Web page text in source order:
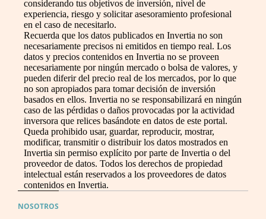
considerando tus objetivos de inversión, nivel de
experiencia, riesgo y solicitar asesoramiento profesional
en el caso de necesitarlo.
Recuerda que los datos publicados en Invertia no son
necesariamente precisos ni emitidos en tiempo real. Los
datos y precios contenidos en Invertia no se proveen
necesariamente por ningún mercado o bolsa de valores, y
pueden diferir del precio real de los mercados, por lo que
no son apropiados para tomar decisión de inversión
basados en ellos. Invertia no se responsabilizará en ningún
caso de las pérdidas o daños provocadas por la actividad
inversora que relices basándote en datos de este portal.
Queda prohibido usar, guardar, reproducir, mostrar,
modificar, transmitir o distribuir los datos mostrados en
Invertia sin permiso explícito por parte de Invertia o del
proveedor de datos. Todos los derechos de propiedad
intelectual están reservados a los proveedores de datos
contenidos en Invertia.
NOSOTROS